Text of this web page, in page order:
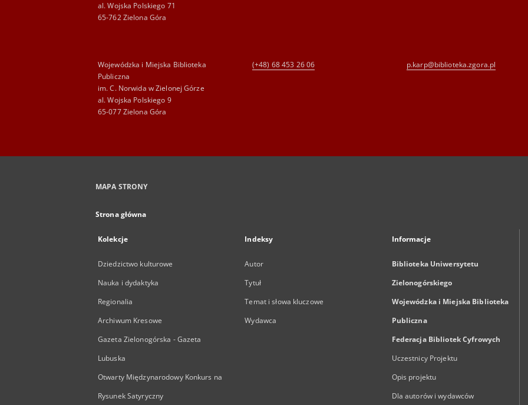
al. Wojska Polskiego 71
65-762 Zielona Góra
Wojewódzka i Miejska Biblioteka
Publiczna
im. C. Norwida w Zielonej Górze
al. Wojska Polskiego 9
65-077 Zielona Góra
(+48) 68 453 26 06 p.karp@biblioteka.zgora.pl
MAPA STRONY
Strona główna
Kolekcje
Dziedzictwo kulturowe
Nauka i dydaktyka
Regionalia
Archiwum Kresowe
Gazeta Zielonogórska - Gazeta
Lubuska
Otwarty Międzynarodowy Konkurs na
Rysunek Satyryczny
Indeksy
Autor
Tytuł
Temat i słowa kluczowe
Wydawca
Informacje
Biblioteka Uniwersytetu
Zielonogórskiego
Wojewódzka i Miejska Biblioteka
Publiczna
Federacja Bibliotek Cyfrowych
Uczestnicy Projektu
Opis projektu
Dla autorów i wydawców